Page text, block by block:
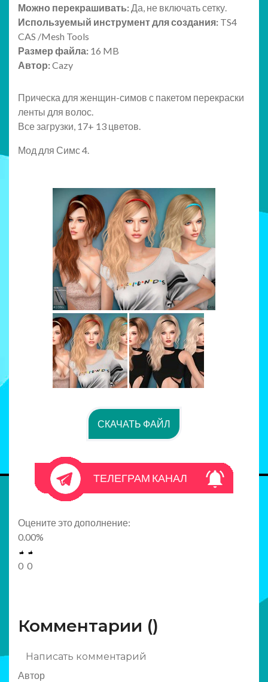
Можно перекрашивать:Да, не включать сетку.
Используемый инструмент для создания: TS4
CAS /Mesh Tools
Размер файла: 16 MB
Автор:Cazy
Прическа для женщин-симов с пакетом перекраски
ленты для волос.
Все загрузки, 17+ 13 цветов.
Мод для Симс 4.
СКАЧАТЬ ФАЙЛ
ТЕЛЕГРАМ КАНАЛ
Оцените это дополнение:
0.00%
0 0
Комментарии ()
Написать комментарий
Автор